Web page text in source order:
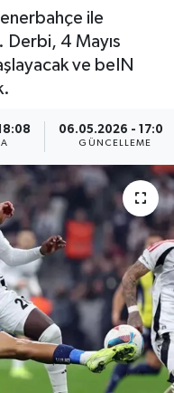
ile
Derbi, 4 Mayıs
ve beIN
06.05.2026 - 17:09
GÜNCELLEME
Fikstür